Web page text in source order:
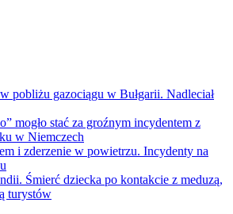
pobliżu gazociągu w Bułgarii. Nadleciał
mogło stać za groźnym incydentem z
w Niemczech
i zderzenie w powietrzu. Incydenty na
Śmierć dziecka po kontakcie z meduzą,
turystów